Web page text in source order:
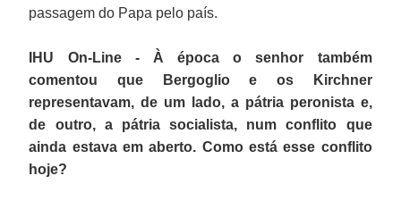
passagem do Papa pelo país.
IHU On-Line - À época o senhor também
comentou que Bergoglio e os Kirchner
representavam, de um lado, a pátria peronista e,
de outro, a pátria socialista, num conflito que
ainda estava em aberto. Como está esse conflito
hoje?